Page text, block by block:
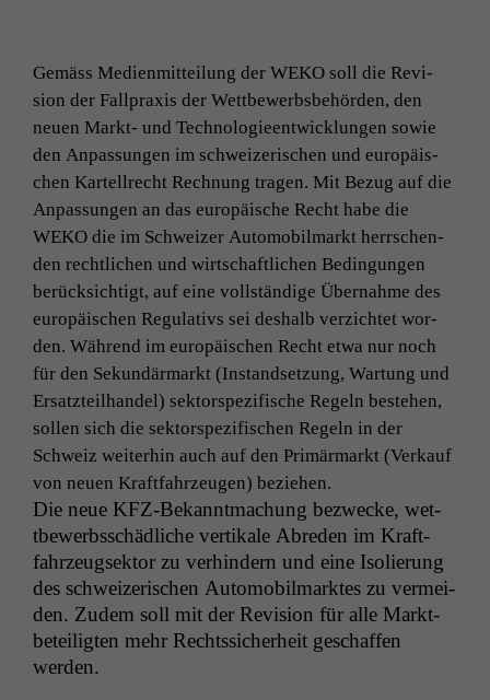
Gemäss Medi­en­mit­teilung der WEKO soll die Revi­
sion der Fall­prax­is der Wet­tbe­werb­s­be­hör­den, den
neuen Markt- und Tech­nolo­gieen­twick­lun­gen sowie
den Anpas­sun­gen im schweiz­erischen und europäis­
chen Kartell­recht Rech­nung tra­gen. Mit Bezug auf die
Anpas­sun­gen an das europäis­che Recht habe die
WEKO die im Schweiz­er Auto­mo­bil­markt herrschen­
den rechtlichen und wirtschaftlichen Bedin­gun­gen
berück­sichtigt, auf eine voll­ständi­ge Über­nahme des
europäis­chen Reg­u­la­tivs sei deshalb verzichtet wor­
den. Während im europäis­chen Recht etwa nur noch
für den Sekundär­markt (Instand­set­zung, Wartung und
Ersatzteil­han­del) sek­tor­spez­i­fis­che Regeln beste­hen,
sollen sich die sek­tor­spez­i­fis­chen Regeln in der
Schweiz weit­er­hin auch auf den Primär­markt (Verkauf
von neuen Kraft­fahrzeu­gen) beziehen.
Die neue KFZ-Bekan­nt­machung bezwecke, wet­
tbe­werb­ss­chädliche ver­tikale Abre­den im Kraft­
fahrzeugsek­tor zu ver­hin­dern und eine Isolierung
des schweiz­erischen Auto­mo­bil­mark­tes zu ver­mei­
den. Zudem soll mit der Revi­sion für alle Mark­t­
beteiligten mehr Rechtssicher­heit geschaf­fen
werden.